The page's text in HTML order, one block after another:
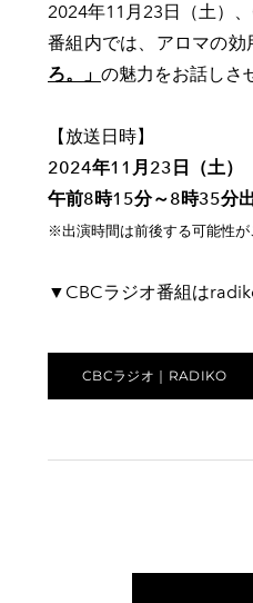
2024年11月23日（土）
番組内では、アロマの
ろ。」 の魅力をお話しさ
【放送日時】
2024年11月23日（土）
午前8時15分～8時35分
※出演時間は前後する可能性が
▼CBCラジオ番組は
CBCラジオ｜RADIKO